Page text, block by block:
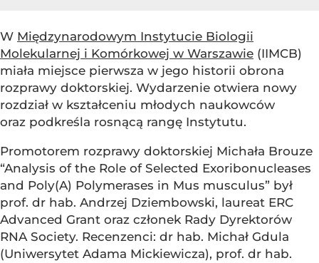
W Międzynarodowym Instytucie Biologii
Molekularnej i Komórkowej w Warszawie (IIMCB)
miała miejsce pierwsza w jego historii obrona
rozprawy doktorskiej. Wydarzenie otwiera nowy
rozdział w kształceniu młodych naukowców
oraz podkreśla rosnącą rangę Instytutu.
Promotorem rozprawy doktorskiej Michała Brouze
“Analysis of the Role of Selected Exoribonucleases
and Poly(A) Polymerases in Mus musculus” był
prof. dr hab. Andrzej Dziembowski, laureat ERC
Advanced Grant oraz członek Rady Dyrektorów
RNA Society. Recenzenci: dr hab. Michał Gdula
(Uniwersytet Adama Mickiewicza), prof. dr hab.